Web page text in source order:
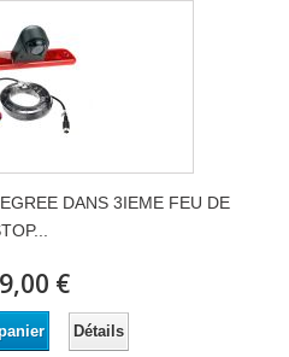
DANS 3IEME FEU DE
€
Détails